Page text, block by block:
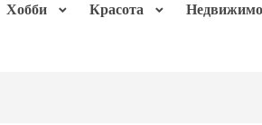
Хобби Красота